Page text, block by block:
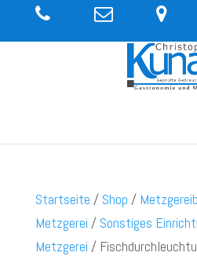
Startseite / Shop /
Metzgerei / Sonstiges
Metzgerei /